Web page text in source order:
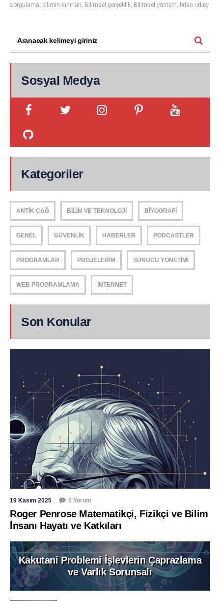
sorgulama, bilimin sınırları, Bilimsel gerçeklik, Bilimsel yöntem, brian ridley
Sosyal Medya
Kategoriler
ANTIK ÇAĞ BILIM VE TEKNOLOJI BIYOGRAFI
GENEL GÜVENLIK HABERLER PODCASTLER
PROGRAMLAR PROJELERIM SUNUCU YÖNETIMI
WEB PROGRAMLAMA İNTERNET
Son Konular
19 Kasım 2025 0 Yorum
Roger Penrose Matematikçi, Fizikçi ve Bilim
İnsanı Hayatı ve Katkıları
Kakutani Problemi İşlevlerin Çaprazlama
ve Varlık Sorunsalı